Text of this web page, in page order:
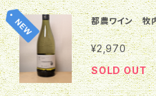
で寝かせ、さら
した。熟成を重
香りと果実香が
仕上がっています。 プライベートリザーブ マス
ベーリーAの受賞歴はこち
ヴィンテージレポート］ 2021年は、
都農ワイン 牧
¥2,970
SOLD OUT